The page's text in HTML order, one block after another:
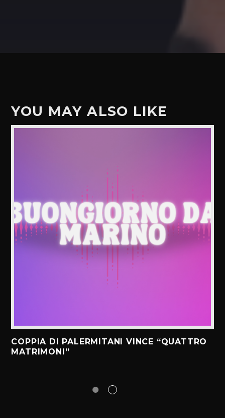
YOU MAY ALSO LIKE
COPPIA DI PALERMITANI VINCE “QUATTRO
MATRIMONI”